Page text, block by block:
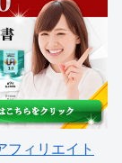
フィリエイト